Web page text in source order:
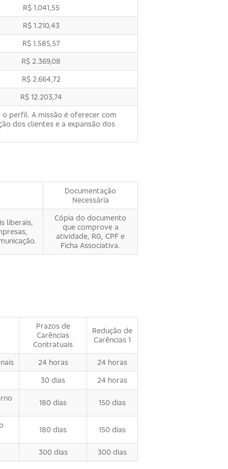
R$ 1.041,55
R$ 1.210,43
R$ 1.585,57
R$ 2.369,08
R$ 2.664,72
R$ 12.203,74
perfil. A missão é oferecer com
dos clientes e a expansão dos
Documentação
Necessária
liberais,
Cópia do documento
que comprove a
atividade, RG, CPF e
Ficha Associativa.
Prazos de
Carências
Contratuais
Redução de
Carências 1
24 horas 24 horas
30 dias 24 horas
180 dias 150 dias
180 dias 150 dias
300 dias 300 dias